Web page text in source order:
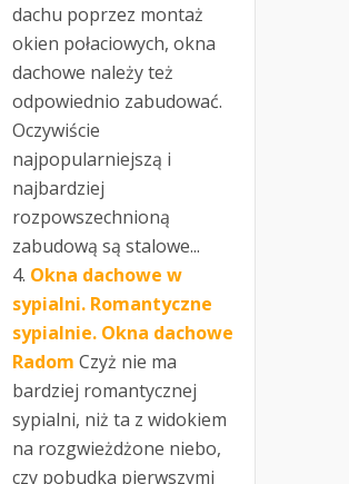
dachu poprzez montaż
okien połaciowych, okna
dachowe należy też
odpowiednio zabudować.
Oczywiście
najpopularniejszą i
najbardziej
rozpowszechnioną
zabudową są stalowe...
Okna dachowe w
sypialni. Romantyczne
sypialnie. Okna dachowe
Radom Czyż nie ma
bardziej romantycznej
sypialni, niż ta z widokiem
na rozgwieżdżone niebo,
czy pobudka pierwszymi